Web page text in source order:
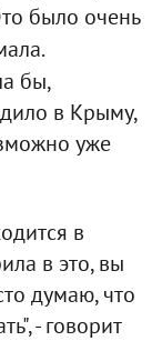
было очень
бы,
в Крыму,
уже
в
в это, вы
думаю, что
- говорит